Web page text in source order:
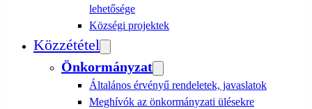
lehetősége
Községi projektek
Közzététel
Önkormányzat
Általános érvényű rendeletek, javaslatok
Meghívók az önkormányzati ülésekre